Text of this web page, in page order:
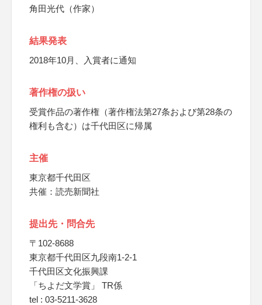
角田光代（作家）
結果発表
2018年10月、入賞者に通知
著作権の扱い
受賞作品の著作権（著作権法第27条および第28条の
権利も含む）は千代田区に帰属
主催
東京都千代田区
共催：読売新聞社
提出先・問合先
〒102-8688
東京都千代田区九段南1-2-1
千代田区文化振興課
「ちよだ文学賞」 TR係
tel : 03-5211-3628